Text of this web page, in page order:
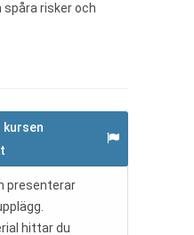
spåra risker och
presenterar
hittar du